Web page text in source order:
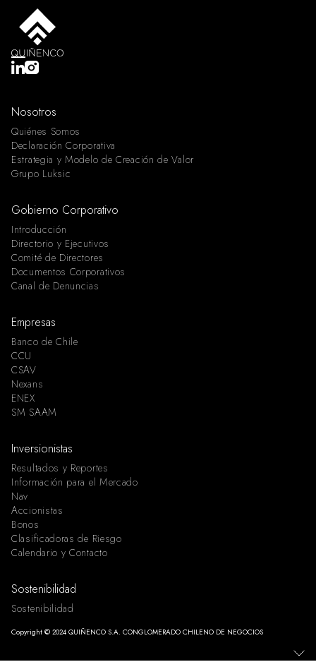
Nosotros
Quiénes Somos
Declaración Corporativa
Estrategia y Modelo de Creación de Valor
Grupo Luksic
Gobierno Corporativo
Introducción
Directorio y Ejecutivos
Comité de Directores
Documentos Corporativos
Canal de Denuncias
Empresas
Banco de Chile
CCU
CSAV
Nexans
ENEX
SM SAAM
Inversionistas
Resultados y Reportes
Información para el Mercado
Nav
Accionistas
Bonos
Clasificadoras de Riesgo
Calendario y Contacto
Sostenibilidad
Sostenibilidad
Copyright © 2024 QUIÑENCO S.A. CONGLOMERADO CHILENO DE NEGOCIOS